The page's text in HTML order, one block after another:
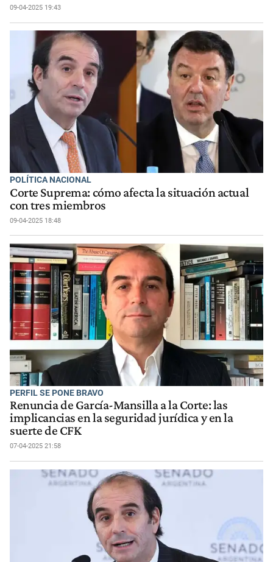
09-04-2025 19:43
POLÍTICA NACIONAL
Corte Suprema: cómo afecta la situación actual
con tres miembros
09-04-2025 18:48
PERFIL SE PONE BRAVO
Renuncia de García-Mansilla a la Corte: las
implicancias en la seguridad jurídica y en la
suerte de CFK
07-04-2025 21:58